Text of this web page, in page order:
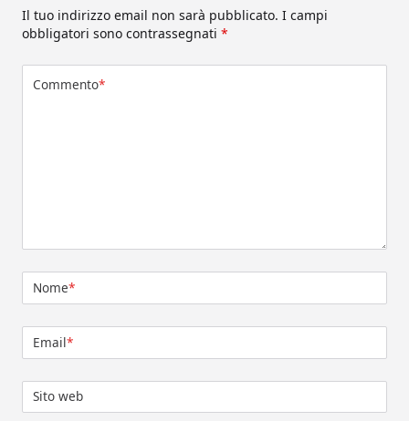
Il tuo indirizzo email non sarà pubblicato. I campi
obbligatori sono contrassegnati *
Commento*
Nome*
Email*
Sito web